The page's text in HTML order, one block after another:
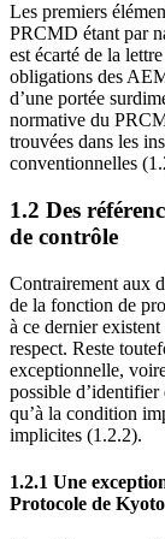
Les premiers
PRCMD étant par
est écarté de la
obligations des
d’une portée
normative du
trouvées dans les
conventionnelles
1.2 Des
de contrôle
Contrairement aux
de la fonction de
à ce dernier
respect. Reste
exceptionnelle,
possible d’identifier
qu’à la condition
implicites (1.2.2).
1.2.1 Une
Protocole de Kyoto